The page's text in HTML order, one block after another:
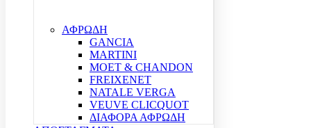
ΑΦΡΩΔΗ
GANCIA
MARTINI
MOET & CHANDON
FREIXENET
NATALE VERGA
VEUVE CLICQUOT
ΔΙΑΦΟΡΑ ΑΦΡΩΔΗ